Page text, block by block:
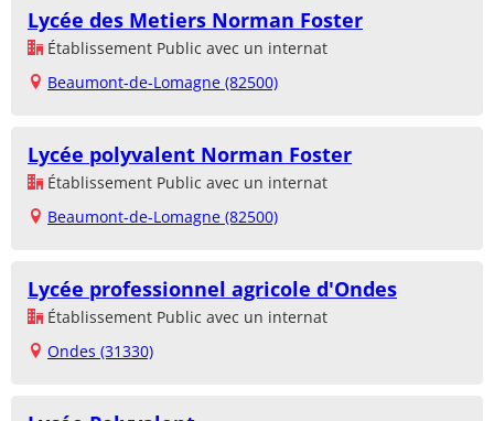
Lycée des Metiers Norman Foster
Établissement Public avec un internat
Beaumont-de-Lomagne (82500)
Lycée polyvalent Norman Foster
Établissement Public avec un internat
Beaumont-de-Lomagne (82500)
Lycée professionnel agricole d'Ondes
Établissement Public avec un internat
Ondes (31330)